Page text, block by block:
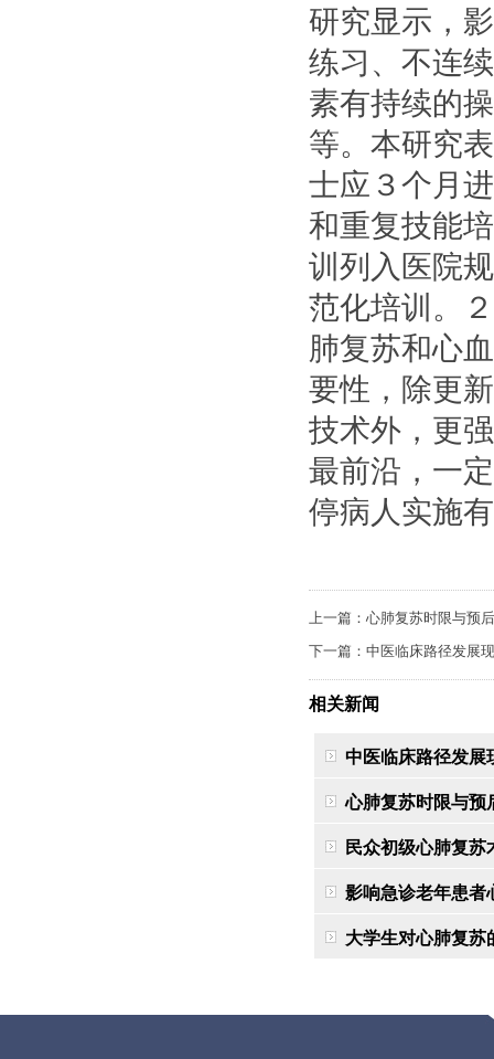
研究显示，
练习、不连
素有持续的
等。本研究
士应３个月
和重复技能
训列入医院
范化培训。
肺复苏和心
要性，除更
技术外，更
最前沿，一
停病人实施
上一篇： 心肺复苏时限与预
下一篇： 中医临床路径发展
相关新闻
中医临床路径发展
心肺复苏时限与预
民众初级心肺复
影响急诊老年患者
大学生对心肺复苏